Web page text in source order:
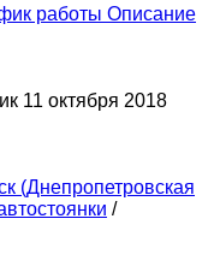
работы Описание
11 октября 2018
(Днепропетровская
/